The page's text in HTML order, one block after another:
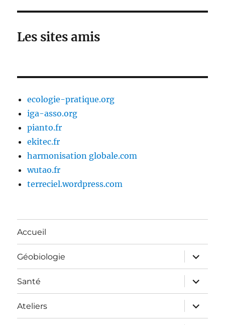
Les sites amis
ecologie-pratique.org
iga-asso.org
pianto.fr
ekitec.fr
harmonisation globale.com
wutao.fr
terreciel.wordpress.com
Accueil
Géobiologie
ouvrir
le
sous-
menu
Santé
ouvrir
le
sous-
menu
Ateliers
ouvrir
le
sous-